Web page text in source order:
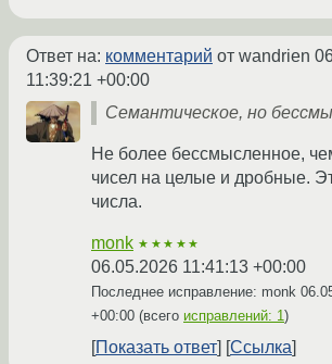
Ответ на: комментарий от wandrien
11:39:21 +00:00
Семантическое, но
Не более бессмысленное,
чисел на целые и дробные.
числа.
monk ★★★★★
06.05.2026 11:41:13 +00:00
Последнее исправление: monk
+00:00 (всего исправлений: 1 )
Показать ответ Ссылка